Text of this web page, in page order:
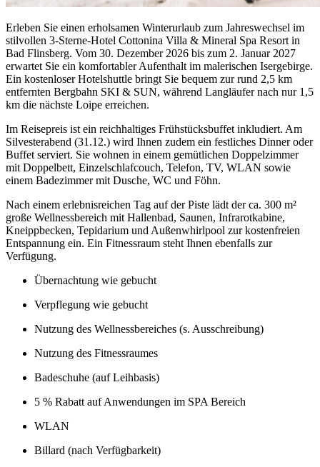
Erleben Sie einen erholsamen Winterurlaub zum Jahreswechsel im
stilvollen 3-Sterne-Hotel Cottonina Villa & Mineral Spa Resort in
Bad Flinsberg. Vom 30. Dezember 2026 bis zum 2. Januar 2027
erwartet Sie ein komfortabler Aufenthalt im malerischen Isergebirge.
Ein kostenloser Hotelshuttle bringt Sie bequem zur rund 2,5 km
entfernten Bergbahn SKI & SUN, während Langläufer nach nur 1,5
km die nächste Loipe erreichen.
Im Reisepreis ist ein reichhaltiges Frühstücksbuffet inkludiert. Am
Silvesterabend (31.12.) wird Ihnen zudem ein festliches Dinner oder
Buffet serviert. Sie wohnen in einem gemütlichen Doppelzimmer
mit Doppelbett, Einzelschlafcouch, Telefon, TV, WLAN sowie
einem Badezimmer mit Dusche, WC und Föhn.
Nach einem erlebnisreichen Tag auf der Piste lädt der ca. 300 m²
große Wellnessbereich mit Hallenbad, Saunen, Infrarotkabine,
Kneippbecken, Tepidarium und Außenwhirlpool zur kostenfreien
Entspannung ein. Ein Fitnessraum steht Ihnen ebenfalls zur
Verfügung.
Übernachtung wie gebucht
Verpflegung wie gebucht
Nutzung des Wellnessbereiches (s. Ausschreibung)
Nutzung des Fitnessraumes
Badeschuhe (auf Leihbasis)
5 % Rabatt auf Anwendungen im SPA Bereich
WLAN
Billard (nach Verfügbarkeit)